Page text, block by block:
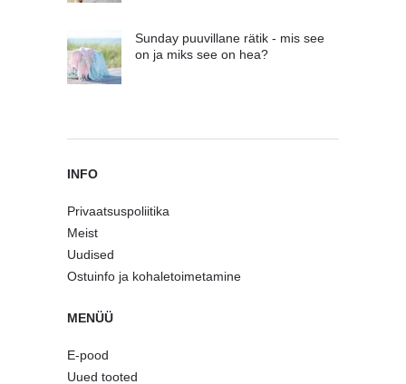
Sunday puuvillane rätik - mis see
on ja miks see on hea?
INFO
Privaatsuspoliitika
Meist
Uudised
Ostuinfo ja kohaletoimetamine
MENÜÜ
E-pood
Uued tooted